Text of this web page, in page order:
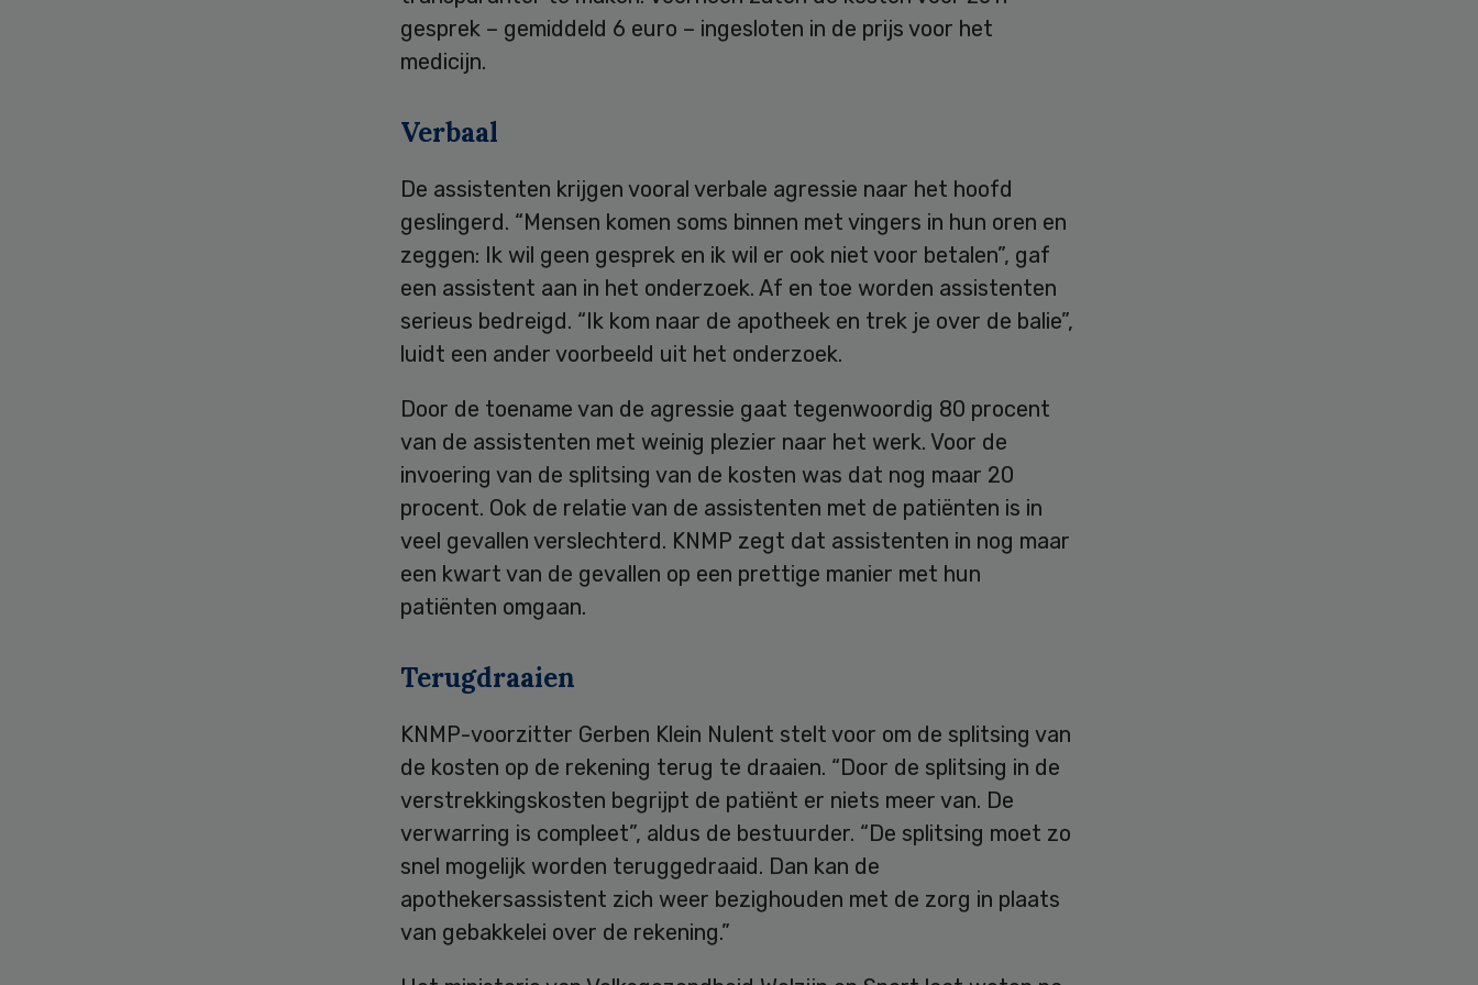
gesprek – gemiddeld 6 euro – ingesloten in de prijs voor het
medicijn.
Verbaal
De assistenten krijgen vooral verbale agressie naar het hoofd
geslingerd. “Mensen komen soms binnen met vingers in hun oren en
zeggen: Ik wil geen gesprek en ik wil er ook niet voor betalen”, gaf
een assistent aan in het onderzoek. Af en toe worden assistenten
serieus bedreigd. “Ik kom naar de apotheek en trek je over de balie”,
luidt een ander voorbeeld uit het onderzoek.
Door de toename van de agressie gaat tegenwoordig 80 procent
van de assistenten met weinig plezier naar het werk. Voor de
invoering van de splitsing van de kosten was dat nog maar 20
procent. Ook de relatie van de assistenten met de patiënten is in
veel gevallen verslechterd. KNMP zegt dat assistenten in nog maar
een kwart van de gevallen op een prettige manier met hun
patiënten omgaan.
Terugdraaien
KNMP-voorzitter Gerben Klein Nulent stelt voor om de splitsing van
de kosten op de rekening terug te draaien. “Door de splitsing in de
verstrekkingskosten begrijpt de patiënt er niets meer van. De
verwarring is compleet”, aldus de bestuurder. “De splitsing moet zo
snel mogelijk worden teruggedraaid. Dan kan de
apothekersassistent zich weer bezighouden met de zorg in plaats
van gebakkelei over de rekening.”